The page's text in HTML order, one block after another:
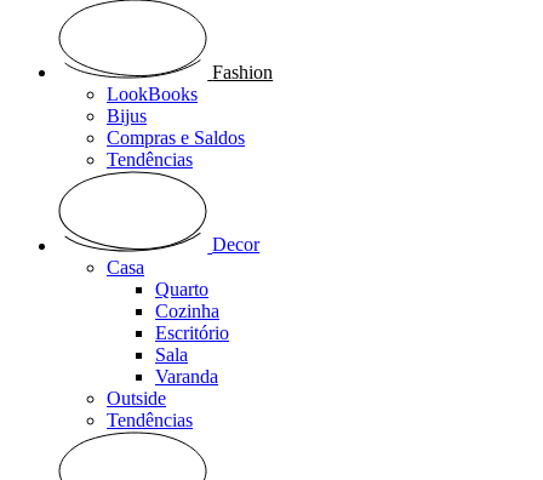
Fashion
LookBooks
Bijus
Compras e Saldos
Tendências
Decor
Casa
Quarto
Cozinha
Escritório
Sala
Varanda
Outside
Tendências